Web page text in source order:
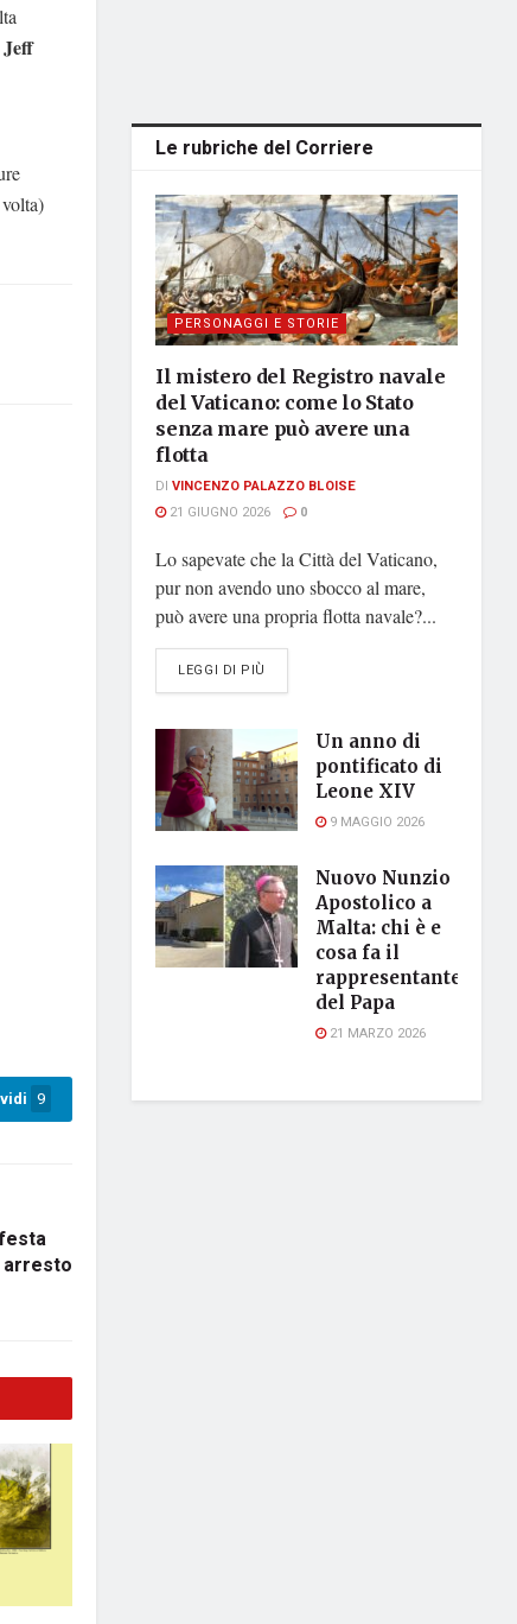
Jeff
9
arresto
Le rubriche del Corriere
PERSONAGGI E STORIE
Il mistero del Registro navale
del Vaticano: come lo Stato
senza mare può avere una
flotta
DI VINCENZO PALAZZO BLOISE
21 GIUGNO 2026
0
Lo sapevate che la Città del Vaticano,
pur non avendo uno sbocco al mare,
può avere una propria flotta navale?...
LEGGI DI PIÙ
Un anno di
pontificato di
Leone XIV
9 MAGGIO 2026
Nuovo Nunzio
Apostolico a
Malta: chi è e
cosa fa il
rappresentante
del Papa
21 MARZO 2026